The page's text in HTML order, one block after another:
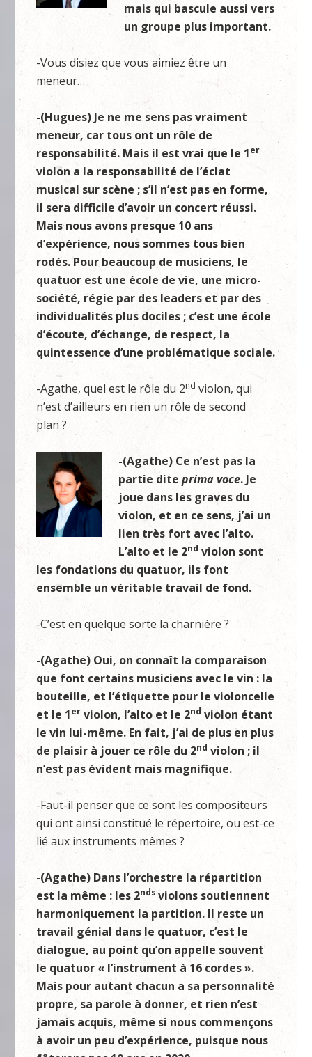
mais qui bascule aussi vers
un groupe plus important.
-Vous disiez que vous aimiez être un
meneur…
-(Hugues) Je ne me sens pas vraiment
meneur, car tous ont un rôle de
responsabilité. Mais il est vrai que le 1er
violon a la responsabilité de l’éclat
musical sur scène ; s’il n’est pas en forme,
il sera difficile d’avoir un concert réussi.
Mais nous avons presque 10 ans
d’expérience, nous sommes tous bien
rodés. Pour beaucoup de musiciens, le
quatuor est une école de vie, une micro-
société, régie par des leaders et par des
individualités plus dociles ; c’est une école
d’écoute, d’échange, de respect, la
quintessence d’une problématique sociale.
-Agathe, quel est le rôle du 2nd violon, qui
n’est d’ailleurs en rien un rôle de second
plan ?
-(Agathe) Ce n’est pas la
partie diteprima voce. Je
joue dans les graves du
violon, et en ce sens, j’ai un
lien très fort avec l’alto.
L’alto et le 2nd violon sont
les fondations du quatuor, ils font
ensemble un véritable travail de fond.
-C’est en quelque sorte la charnière ?
-(Agathe) Oui, on connaît la comparaison
que font certains musiciens avec le vin : la
bouteille, et l’étiquette pour le violoncelle
et le 1er violon, l’alto et le 2nd violon étant
le vin lui-même. En fait, j’ai de plus en plus
de plaisir à jouer ce rôle du 2nd violon ; il
n’est pas évident mais magnifique.
-Faut-il penser que ce sont les compositeurs
qui ont ainsi constitué le répertoire, ou est-ce
lié aux instruments mêmes ?
-(Agathe) Dans l’orchestre la répartition
est la même : les 2ndsviolons soutiennent
harmoniquement la partition. Il reste un
travail génial dans le quatuor, c’est le
dialogue, au point qu’on appelle souvent
le quatuor « l’instrument à 16 cordes ».
Mais pour autant chacun a sa personnalité
propre, sa parole à donner, et rien n’est
jamais acquis, même si nous commençons
à avoir un peu d’expérience, puisque nous